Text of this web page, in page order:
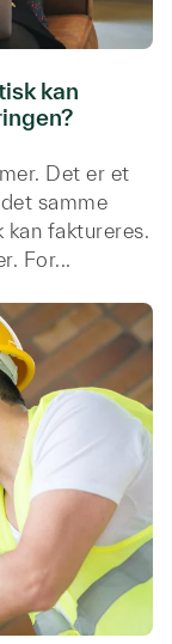
kan
Det er et
samme
kan faktureres.
For...